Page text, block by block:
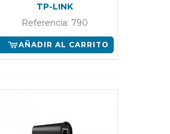
TP-LINK
Referencia: 790
AÑADIR AL CARRITO